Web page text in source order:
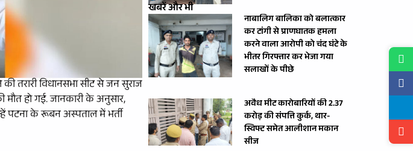
तरारी विधानसभा सीट से जन सुराज
मौत हो गई. जानकारी के अनुसार,
पटना के रूबन अस्पताल में भर्ती
खबरें और भी
नाबालिग बालिका को बलात्कार
कर टांगी से प्राणघातक हमला
करने वाला आरोपी को चंद घंटे के
भीतर गिरफ्तार कर भेजा गया
सलाखों के पीछे
अवैध मीट कारोबारियों की 2.37
करोड़ की संपत्ति कुर्क, थार-
स्विफ्ट समेत आलीशान मकान
सीज